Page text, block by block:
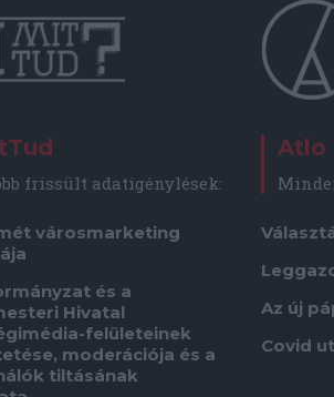
frissült adatigénylések:
városmarketing
és a
Hivatal
felületeinek
moderációja és a
tiltásának
Atlo
Az új
Covid